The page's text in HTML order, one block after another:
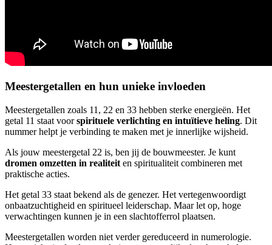
Meestergetallen en hun unieke invloeden
Meestergetallen zoals 11, 22 en 33 hebben sterke energieën. Het
getal 11 staat voorspirituele verlichting en intuïtieve heling. Dit
nummer helpt je verbinding te maken met je innerlijke wijsheid.
Als jouw meestergetal 22 is, ben jij de bouwmeester. Je kunt
dromen omzetten in realiteit en spiritualiteit combineren met
praktische acties.
Het getal 33 staat bekend als de genezer. Het vertegenwoordigt
onbaatzuchtigheid en spiritueel leiderschap. Maar let op, hoge
verwachtingen kunnen je in een slachtofferrol plaatsen.
Meestergetallen worden niet verder gereduceerd in numerologie.